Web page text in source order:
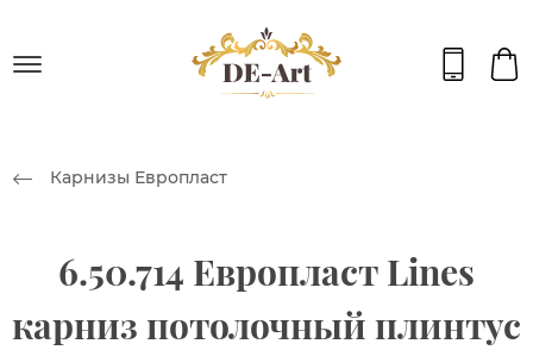
Карнизы Европласт
6.50.714 Европласт Lines
карниз потолочный плинтус